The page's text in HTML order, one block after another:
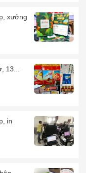
xưởng
13...
in